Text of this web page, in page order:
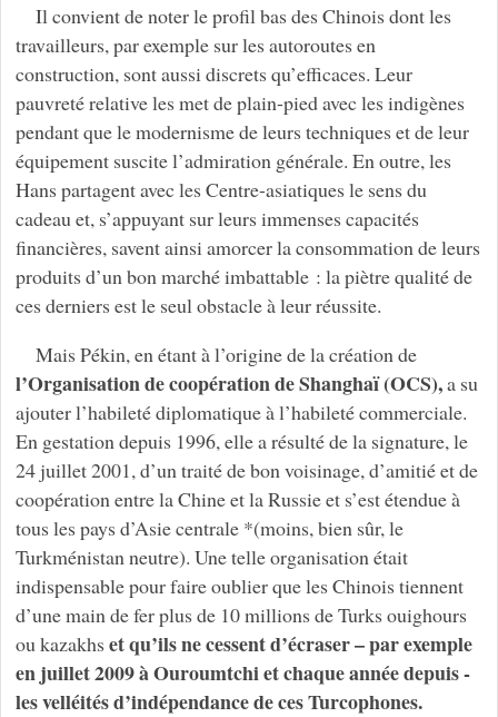
Il convient de noter le profil bas des Chinois dont les
travailleurs, par exemple sur les autoroutes en
construction, sont aussi discrets qu’efficaces. Leur
pauvreté relative les met de plain-pied avec les indigènes
pendant que le modernisme de leurs techniques et de leur
équipement suscite l’admiration générale. En outre, les
Hans partagent avec les Centre-asiatiques le sens du
cadeau et, s’appuyant sur leurs immenses capacités
financières, savent ainsi amorcer la consommation de leurs
produits d’un bon marché imbattable : la piètre qualité de
ces derniers est le seul obstacle à leur réussite.
Mais Pékin, en étant à l’origine de la création de
l’Organisation de coopération de Shanghaï (OCS),a su
ajouter l’habileté diplomatique à l’habileté commerciale.
En gestation depuis 1996, elle a résulté de la signature, le
24 juillet 2001, d’un traité de bon voisinage, d’amitié et de
coopération entre la Chine et la Russie et s’est étendue à
tous les pays d’Asie centrale *(moins, bien sûr, le
Turkménistan neutre). Une telle organisation était
indispensable pour faire oublier que les Chinois tiennent
d’une main de fer plus de 10 millions de Turks ouighours
ou kazakhs et qu’ils ne cessent d’écraser – par exemple
en juillet 2009 à Ouroumtchi et chaque année depuis -
les velléités d’indépendance de ces Turcophones.